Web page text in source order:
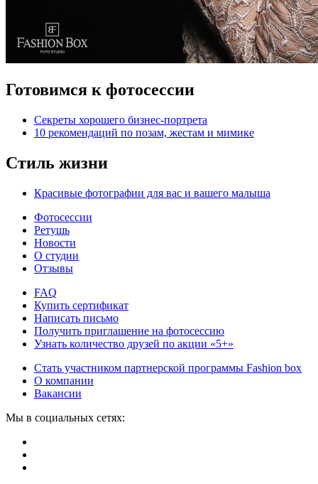
Готовимся к фотосессии
Секреты хорошего бизнес-портрета
10 рекомендаций по позам, жестам и мимике
Стиль жизни
Красивые фотографии для вас и вашего малыша
Фотосессии
Ретушь
Новости
О студии
Отзывы
FAQ
Купить сертификат
Написать письмо
Получить приглашение на фотосессию
Узнать количество друзей по акции «5+»
Стать участником партнерской программы Fashion box
О компании
Вакансии
Мы в социальных сетях: